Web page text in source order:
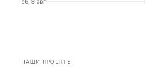
сб, 8 авг
НАШИ ПРОЕКТЫ